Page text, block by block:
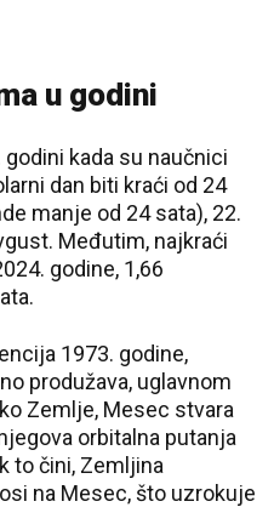
u godini
kada su naučnici
dan biti kraći od 24
manje od 24 sata), 22.
Međutim, najkraći
godine, 1,66
1973. godine,
produžava, uglavnom
Zemlje, Mesec stvara
orbitalna putanja
to čini, Zemljina
na Mesec, što uzrokuje